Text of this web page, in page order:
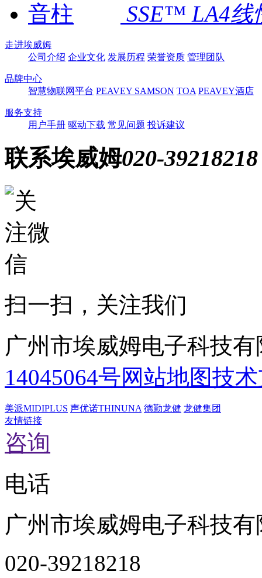
SSE™ LA4线
走进埃威姆
公司介绍 企业文化 发展历程 荣誉资质 管理团队
品牌中心
智慧物联网平台 PEAVEY SAMSON TOA PEAVEY酒店
服务支持
用户手册 驱动下载 常见问题 投诉建议
联系埃威姆020-39218218
扫一扫，关注我们
广州市埃威姆电子科技
14045064号网站地图技
美派MIDIPLUS 声优诺THINUNA 德勤龙健 龙健集团
友情链接
咨询
电话
广州市埃威姆电子科技
020-39218218